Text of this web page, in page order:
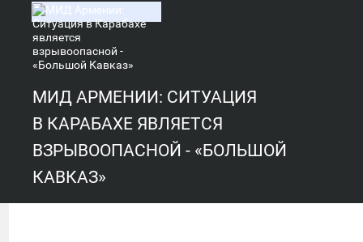
МИД АРМЕНИИ: СИТУАЦИЯ
В КАРАБАХЕ ЯВЛЯЕТСЯ
ВЗРЫВООПАСНОЙ - «БОЛЬШОЙ
КАВКАЗ»